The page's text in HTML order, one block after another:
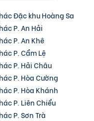
Đặc khu Hoàng Sa
P. An Hải
P. An Khê
P. Cẩm Lệ
P. Hải Châu
P. Hòa Cường
P. Hòa Khánh
P. Liên Chiểu
P. Sơn Trà